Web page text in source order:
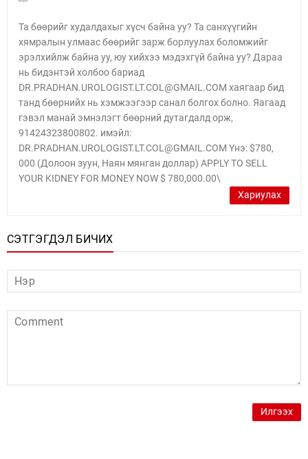
Та бөөрийг худалдахыг хүсч байна уу? Та санхүүгийн
хямралын улмаас бөөрийг зарж борлуулах боломжийг
эрэлхийлж байна уу, юу хийхээ мэдэхгүй байна уу? Дараа
нь бидэнтэй холбоо бариад
DR.PRADHAN.UROLOGIST.LT.COL@GMAIL.COM хаягаар бид
танд бөөрнийх нь хэмжээгээр санал болгох болно. Яагаад
гэвэл манай эмнэлэгт бөөрний дутагдалд орж,
91424323800802. имэйл:
DR.PRADHAN.UROLOGIST.LT.COL@GMAIL.COM Yнэ: $780,
000 (Долоон зуун, Наян мянган доллар) APPLY TO SELL
YOUR KIDNEY FOR MONEY NOW $ 780,000.00\
Хариулах
СЭТГЭГДЭЛ БИЧИХ
Илгээх